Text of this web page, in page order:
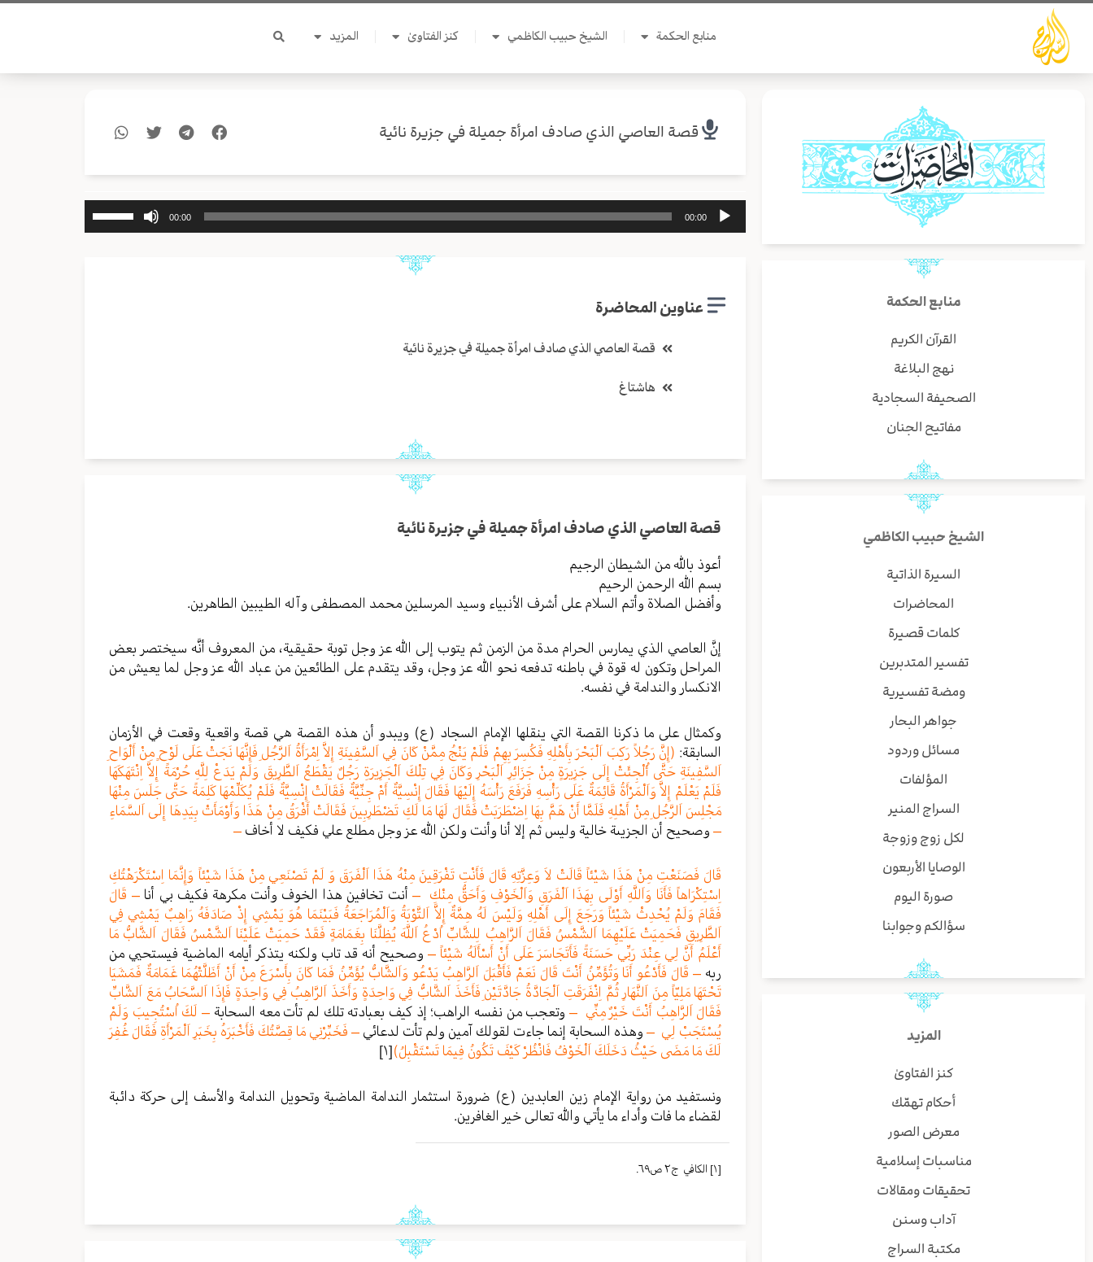
تخطي
المحتوى
منابع الحكمة الشيخ حبيب الكاظمي كنز الفتاوىٰ المزيد
منابع الحكمة
القرآن الكريم
نهج البلاغة
الصحيفة السجادية
مفاتيح الجنان
الشيخ حبيب الكاظمي
السيرة الذاتية
المحاضرات
كلمات قصيرة
تفسير المتدبرين
ومضة تفسيرية
جواهر البحار
مسائل وردود
المؤلفات
السراج المنير
لكل زوج وزوجة
الوصايا الأربعون
صورة اليوم
سؤالكم وجوابنا
المزيد
كنز الفتاوىٰ
أحكام تهمّك
معرض الصور
مناسبات إسلامية
تحقيقات ومقالات
آداب وسنن
مكتبة السراج
قصة العاصي الذي صادف امرأة جميلة في جزيرة نائية
مشغل
00:00
00:00
عناوين المحاضرة
قصة العاصي الذي صادف امرأة جميلة في جزيرة نائية
هاشتاغ
قصة العاصي الذي صادف امرأة جميلة في جزيرة نائية
أعوذ بالله من الشيطان الرجيم
بسم الله الرحمن الرحيم
وأفضل الصلاة وأتم السلام على أشرف الأنبياء وسيد المرسلين محمد المصطفى وآله الطيبين الطاهرين.
إنَّ العاصي الذي يمارس الحرام مدة من الزمن ثم يتوب إلى الله عز وجل توبة حقيقية، من المعروف أنَّه سيختصر بعض
المراحل وتكون له قوة في باطنه تدفعه نحو الله عز وجل، وقد يتقدم على الطائعين من عباد الله عز وجل لما يعيش من
الانكسار والندامة في نفسه.
وكمثال على ما ذكرنا القصة التي ينقلها الإمام السجاد (ع) ويبدو أن هذه القصة هي قصة واقعية وقعت في الأزمان
السابقة: (إِنَّ رَجُلاً رَكِبَ اَلْبَحْرَ بِأَهْلِهِ فَكُسِرَ بِهِمْ فَلَمْ يَنْجُ مِمَّنْ كَانَ فِي اَلسَّفِينَةِ إِلاَّ اِمْرَأَةُ اَلرَّجُلِ فَإِنَّهَا نَجَتْ عَلَى لَوْحٍ مِنْ أَلْوَاحِ
اَلسَّفِينَةِ حَتَّى أُلْجِئَتْ إِلَى جَزِيرَةٍ مِنْ جَزَائِرِ اَلْبَحْرِ وَكَانَ فِي تِلْكَ اَلْجَزِيرَةِ رَجُلٌ يَقْطَعُ اَلطَّرِيقَ وَلَمْ يَدَعْ لِلَّهِ حُرْمَةً إِلاَّ اِنْتَهَكَهَا
فَلَمْ يَعْلَمْ إِلاَّ وَاَلْمَرْأَةُ قَائِمَةٌ عَلَى رَأْسِهِ فَرَفَعَ رَأْسَهُ إِلَيْهَا فَقَالَ إِنْسِيَّةٌ أَمْ جِنِّيَّةٌ فَقَالَتْ إِنْسِيَّةٌ فَلَمْ يُكَلِّمْهَا كَلِمَةً حَتَّى جَلَسَ مِنْهَا
مَجْلِسَ اَلرَّجُلِ مِنْ أَهْلِهِ فَلَمَّا أَنْ هَمَّ بِهَا اِضْطَرَبَتْ فَقَالَ لَهَا مَا لَكِ تَضْطَرِبِينَ فَقَالَتْ أَفْرَقُ مِنْ هَذَا وَأَوْمَأَتْ بِيَدِهَا إِلَى اَلسَّمَاءِ
– وصحيح أن الجزيىة خالية وليس ثم إلا أنا وأنت ولكن الله عز وجل مطلع علي فكيف لا أخاف –
قَالَ فَصَنَعْتِ مِنْ هَذَا شَيْئاً قَالَتْ لاَ وَعِزَّتِهِ قَالَ فَأَنْتِ تَفْرَقِينَ مِنْهُ هَذَا اَلْفَرَقَ وَ لَمْ تَصْنَعِي مِنْ هَذَا شَيْئاً وَإِنَّمَا اِسْتَكْرَهْتُكِ
اِسْتِكْرَاهاً فَأَنَا وَاَللَّهِ أَوْلَى بِهَذَا اَلْفَرَقِ وَاَلْخَوْفِ وَأَحَقُّ مِنْكِ – أنت تخافين هذا الخوف وأنت مكرهة فكيف بي أنا – قَالَ
فَقَامَ وَلَمْ يُحْدِثْ شَيْئاً وَرَجَعَ إِلَى أَهْلِهِ وَلَيْسَ لَهُ هِمَّةٌ إِلاَّ اَلتَّوْبَةُ وَاَلْمُرَاجَعَةُ فَبَيْنَمَا هُوَ يَمْشِي إِذْ صَادَفَهُ رَاهِبٌ يَمْشِي فِي
اَلطَّرِيقِ فَحَمِيَتْ عَلَيْهِمَا اَلشَّمْسُ فَقَالَ اَلرَّاهِبُ لِلشَّابِّ اُدْعُ اَللَّهَ يُظِلَّنَا بِغَمَامَةٍ فَقَدْ حَمِيَتْ عَلَيْنَا اَلشَّمْسُ فَقَالَ اَلشَّابُّ مَا
أَعْلَمُ أَنَّ لِي عِنْدَ رَبِّي حَسَنَةً فَأَتَجَاسَرَ عَلَى أَنْ أَسْأَلَهُ شَيْئاً – وصحيح أنه قد تاب ولكنه يتذكر أيامه الماضية فيستحيي من
ربه – قَالَ فَأَدْعُو أَنَا وَتُؤَمِّنُ أَنْتَ قَالَ نَعَمْ فَأَقْبَلَ اَلرَّاهِبُ يَدْعُو وَاَلشَّابُّ يُؤَمِّنُ فَمَا كَانَ بِأَسْرَعَ مِنْ أَنْ أَظَلَّتْهُمَا غَمَامَةٌ فَمَشَيَا
تَحْتَهَا مَلِيّاً مِنَ اَلنَّهَارِ ثُمَّ اِنْفَرَقَتِ اَلْجَادَّةُ جَادَّتَيْنِ فَأَخَذَ اَلشَّابُّ فِي وَاحِدَةٍ وَأَخَذَ اَلرَّاهِبُ فِي وَاحِدَةٍ فَإِذَا اَلسَّحَابُ مَعَ اَلشَّابِّ
فَقَالَ اَلرَّاهِبُ أَنْتَ خَيْرٌ مِنِّي – وتعجب من نفسه الراهب؛ إذ كيف بعبادته تلك لم تأت معه السحابة – لَكَ اُسْتُجِيبَ وَلَمْ
يُسْتَجَبْ لِي –وهذه السحابة إنما جاءت لقولك آمين ولم تأت لدعائي – فَخَبِّرْنِي مَا قِصَّتُكَ فَأَخْبَرَهُ بِخَبَرِ اَلْمَرْأَةِ فَقَالَ غُفِرَ
لَكَ مَا مَضَى حَيْثُ دَخَلَكَ اَلْخَوْفُ فَانْظُرْ كَيْفَ تَكُونُ فِيمَا تَسْتَقْبِلُ)[١]
ونستفيد من رواية الإمام زين العابدين (ع) ضرورة استثمار الندامة الماضية وتحويل الندامة والأسف إلى حركة دائبة
لقضاء ما فات وأداء ما يأتي والله تعالى خير الغافرين.
[١] الکافي ج٢ ص٦٩.